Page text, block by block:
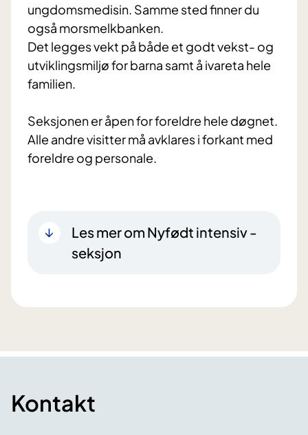
ungdomsmedisin. Samme sted finner du
også morsmelkbanken.
Det legges vekt på både et godt vekst- og
utviklingsmiljø for barna samt å ivareta hele
familien.
Seksjonen er åpen for foreldre hele døgnet.
Alle andre visitter må avklares i forkant med
Les mer om Nyfødt intensiv -
seksjon
Kontakt